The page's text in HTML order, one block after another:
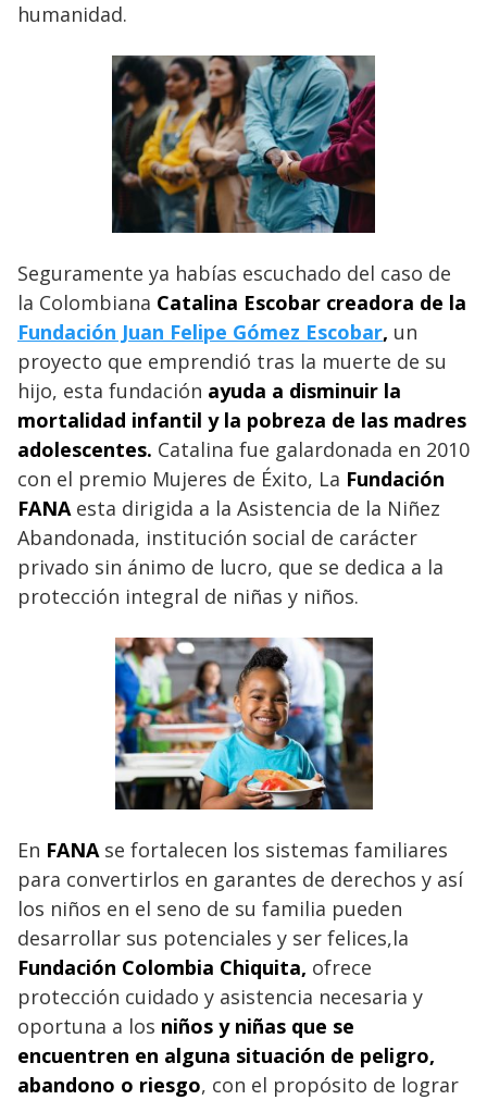
humanidad.
Seguramente ya habías escuchado del caso de
la Colombiana Catalina Escobar creadora de la
Fundación Juan Felipe Gómez Escobar, un
proyecto que emprendió tras la muerte de su
hijo, esta fundación ayuda a disminuir la
mortalidad infantil y la pobreza de las madres
adolescentes. Catalina fue galardonada en 2010
con el premio Mujeres de Éxito, La Fundación
FANAesta dirigida a la Asistencia de la Niñez
Abandonada, institución social de carácter
privado sin ánimo de lucro, que se dedica a la
protección integral de niñas y niños.
En FANAse fortalecen los sistemas familiares
para convertirlos en garantes de derechos y así
los niños en el seno de su familia pueden
desarrollar sus potenciales y ser felices,la
Fundación Colombia Chiquita, ofrece
protección cuidado y asistencia necesaria y
oportuna a los niños y niñas que se
encuentren en alguna situación de peligro,
abandono o riesgo, con el propósito de lograr